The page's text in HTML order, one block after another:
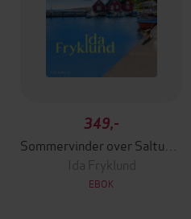
349,-
Ida Fryklund
EBOK